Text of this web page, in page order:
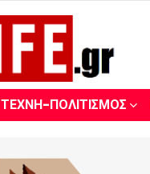
ΤΈΧΝΗ-ΠΟΛΙΤΙΣΜΌΣ